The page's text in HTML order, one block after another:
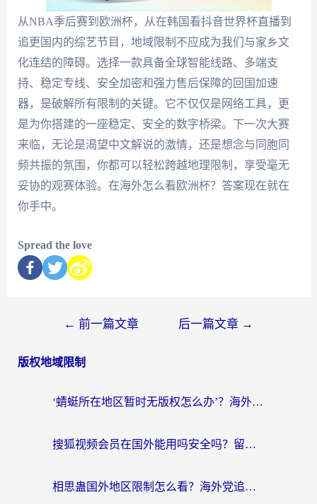
从NBA季后赛到欧洲杯，从在韩国看抖音世界杯直播到
追更国内的综艺节目，地域限制不应成为我们与家乡文
化连结的障碍。选择一款具备全球智能线路、多端支
持、稳定专线、安全加密和强力售后保障的回国加速
器，是破解所有限制的关键。它不仅仅是网络工具，更
是为你搭建的一座稳定、安全的数字桥梁。下一次大赛
来临，无论是渴望中文解说的激情，还是想念与同胞同
频共振的氛围，你都可以轻松跨越地理限制，享受毫无
妥协的观赛体验。在海外怎么看欧洲杯？答案现在就在
你手中。
Spread the love
← 前一篇文章 后一篇文章 →
版权地域限制
‘蜻蜓所在地区暂时无版权怎么办’？海外党看国内内容、办国内事的实用指南
搜狐视频会员在国外能用吗安全吗？留学生亲测有效的回国观影解决方案
相思蛊国外地区限制怎么看？海外党追剧听歌的终极解决方案